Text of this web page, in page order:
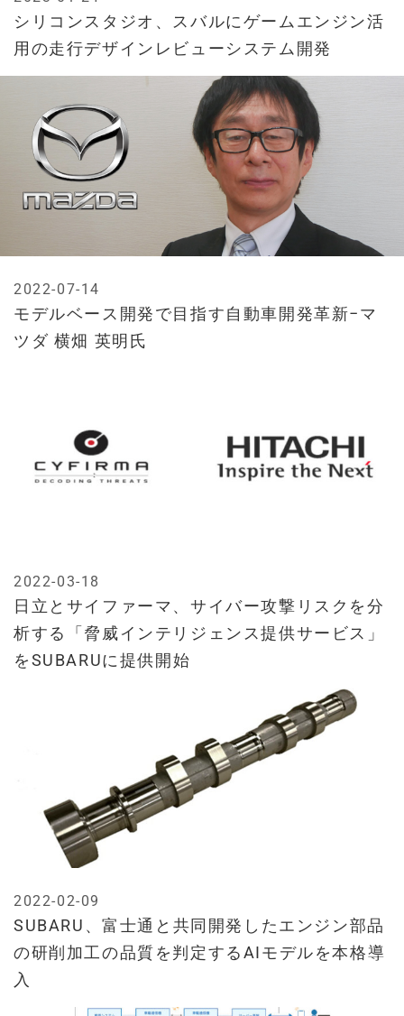
シリコンスタジオ、スバルにゲームエンジン活
用の走行デザインレビューシステム開発
モデルベース開発で目指す自動車開発革新−マ
ツダ 横畑 英明氏
2022-07-14
日立とサイファーマ、サイバー攻撃リスクを分
析する「脅威インテリジェンス提供サービス」
をSUBARUに提供開始
2022-03-18
SUBARU、富士通と共同開発したエンジン部品
の研削加工の品質を判定するAIモデルを本格導
入
2022-02-09